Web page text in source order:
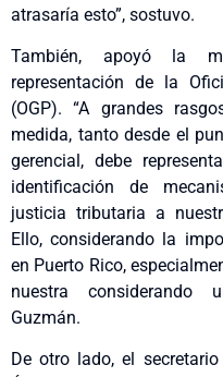
atrasaría esto”, sostuvo.
También, apoyó la
representación de la
(OGP). “A grandes
medida, tanto desde el
gerencial, debe
identificación de
justicia tributaria a
Ello, considerando la
en Puerto Rico,
nuestra considerando
Guzmán.
De otro lado, el